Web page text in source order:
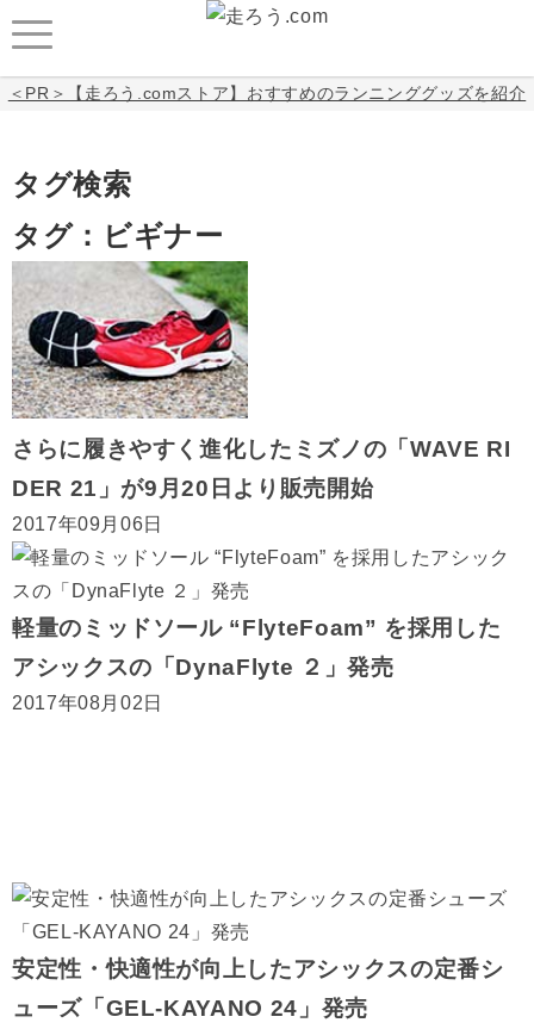
＜PR＞【走ろう.comストア】おすすめのランニンググッズを紹介
タグ検索
タグ：ビギナー
さらに履きやすく進化したミズノの「WAVE RI
DER 21」が9月20日より販売開始
2017年09月06日
軽量のミッドソール “FlyteFoam” を採用した
アシックスの「DynaFlyte ２」発売
2017年08月02日
安定性・快適性が向上したアシックスの定番シ
ューズ「GEL-KAYANO 24」発売